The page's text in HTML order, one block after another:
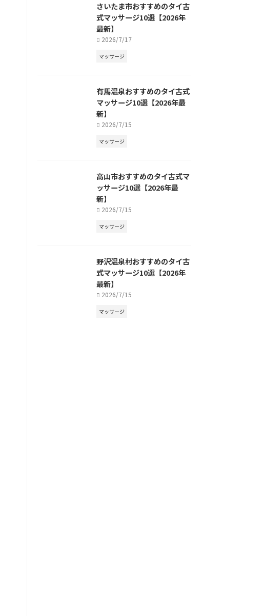
さいたま市おすすめのタイ古
式マッサージ10選【2026年
最新】
2026/7/17
マッサージ
有馬温泉おすすめのタイ古式
マッサージ10選【2026年最
新】
2026/7/15
マッサージ
高山市おすすめのタイ古式マ
ッサージ10選【2026年最
新】
2026/7/15
マッサージ
野沢温泉村おすすめのタイ古
式マッサージ10選【2026年
最新】
2026/7/15
マッサージ